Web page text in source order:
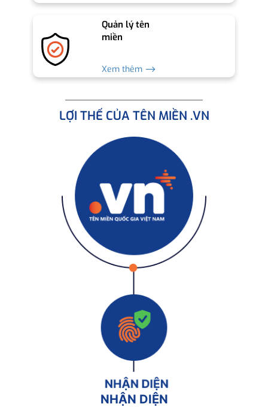
Quản lý tên
miền
Xem thêm ⟶
LỢI THẾ CỦA TÊN MIỀN .VN
NHẬN DIỆN